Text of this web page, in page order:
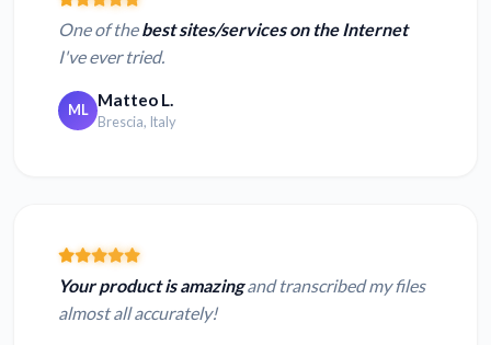
One of thebest sites/services on the Internet
I've ever tried.
ML Matteo L.
Brescia, Italy
Your product is amazingand transcribed my files
almost all accurately!